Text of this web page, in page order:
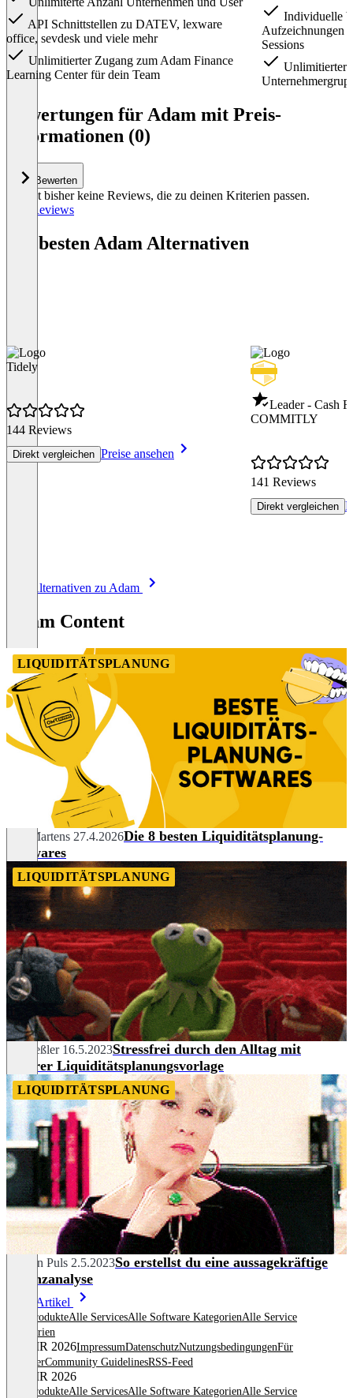
API Schnittstellen zu DATEV, lexware
office, sevdesk und viele mehr
Unlimitierter Zugang zum Adam Finance
Learning Center für dein Team
Individuelle
Aufzeichnungen
Sessions
Unlimitierter
Bewertungen für Adam mit Preis-
Informationen (0)
Bewerten
Es gibt bisher keine Reviews, die zu deinen Kriterien passen.
Alle Reviews
Die besten Adam Alternativen
Tidely
144 Reviews
Direkt vergleichen Preise ansehen
Leader - Cash
COMMITLY
141 Reviews
Direkt vergleichen
Alle Alternativen zu Adam
Adam Content
LIQUIDITÄTSPLANUNG
Nils Martens 27.4.2026Die 8 besten Liquiditätsplanung-
Softwares
LIQUIDITÄTSPLANUNG
Pia Heßler 16.5.2023Stressfrei durch den Alltag mit
unserer Liquiditätsplanungsvorlage
LIQUIDITÄTSPLANUNG
Carolin Puls 2.5.2023So erstellst du eine aussagekräftige
Finanzanalyse
Mehr Artikel
Alle ProdukteAlle ServicesAlle Software KategorienAlle Service
Kategorien
© OMR 2026ImpressumDatenschutzNutzungsbedingungenFür
AnbieterCommunity GuidelinesRSS-Feed
© OMR 2026
Alle ProdukteAlle ServicesAlle Software KategorienAlle Service